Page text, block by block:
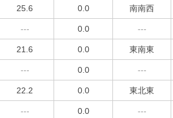
25.6 0.0 南南西
--- 0.0 ---
21.6 0.0 東南東
--- 0.0 ---
22.2 0.0 東北東
--- 0.0 ---